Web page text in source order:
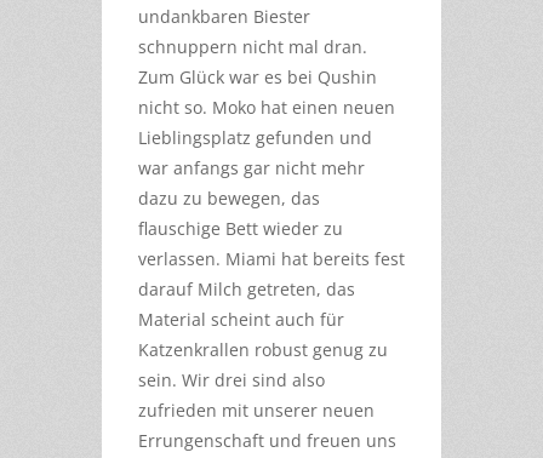
undankbaren Biester
schnuppern nicht mal dran.
Zum Glück war es bei Qushin
nicht so. Moko hat einen neuen
Lieblingsplatz gefunden und
war anfangs gar nicht mehr
dazu zu bewegen, das
flauschige Bett wieder zu
verlassen. Miami hat bereits fest
darauf Milch getreten, das
Material scheint auch für
Katzenkrallen robust genug zu
sein. Wir drei sind also
zufrieden mit unserer neuen
Errungenschaft und freuen uns